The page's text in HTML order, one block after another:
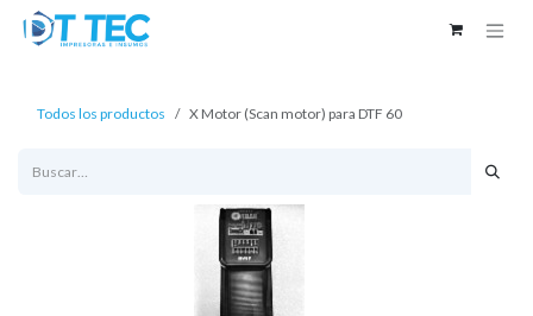
Ir al contenido
Todos los productos X Motor (Scan motor) para DTF 60